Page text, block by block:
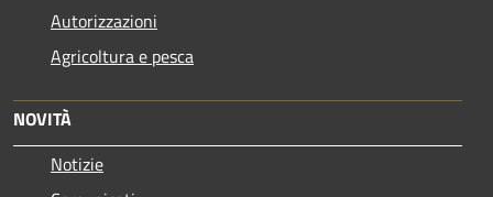
Autorizzazioni
Agricoltura e pesca
NOVITÀ
Notizie